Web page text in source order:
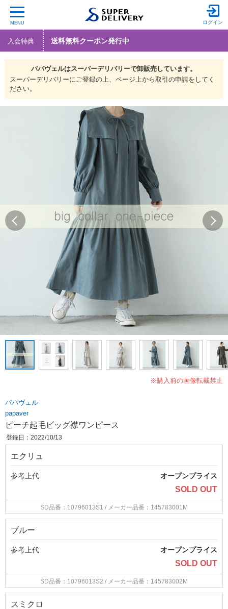
MENU ログイン
入会特典 送料無料クーポン発行中
パパヴェルはスーパーデリバリーで卸販売しています。
スーパーデリバリーにご登録の上、ページ上から取引の申請をしてく
ださい。
※購入前の画像転載禁止
パパヴェル
papaver
ピーチ起毛ビッグ襟ワンピース
登録日：2022/10/13
エクリュ
参考上代 オープンプライス
SOLD OUT
SD品番：10796013S1 / メーカー品番：145783001M
ブルー
参考上代 オープンプライス
SOLD OUT
SD品番：10796013S2 / メーカー品番：145783002M
スミクロ